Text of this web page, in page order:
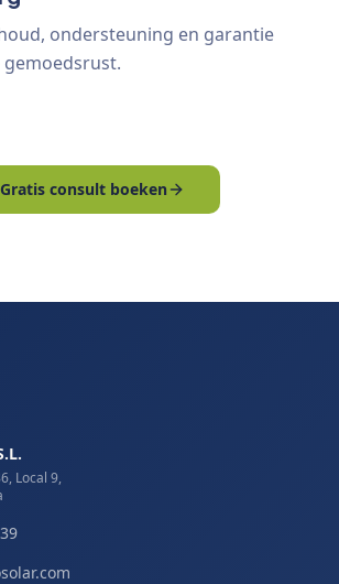
ondersteuning en garantie
Gratis consult boeken
Local 9,